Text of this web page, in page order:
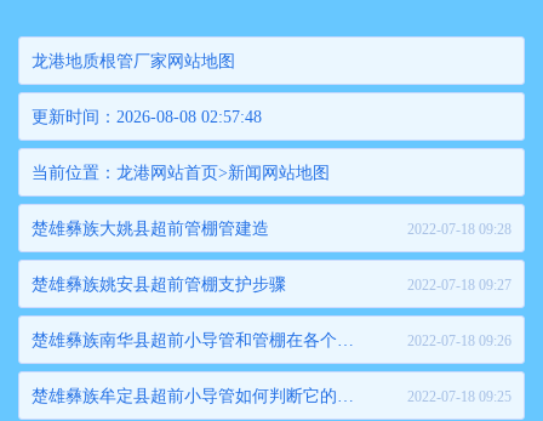
龙港地质根管厂家网站地图
更新时间：2026-08-08 02:57:48
当前位置： 龙港网站首页>新闻网站地图
楚雄彝族大姚县超前管棚管建造 2022-07-18 09:28
楚雄彝族姚安县超前管棚支护步骤 2022-07-18 09:27
楚雄彝族南华县超前小导管和管棚在各个工业中的应用 2022-07-18 09:26
楚雄彝族牟定县超前小导管如何判断它的性能与价格等关心问题 2022-07-18 09:25